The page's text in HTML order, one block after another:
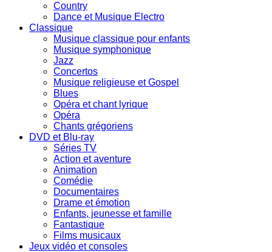
Country
Dance et Musique Electro
Classique
Musique classique pour enfants
Musique symphonique
Jazz
Concertos
Musique religieuse et Gospel
Blues
Opéra et chant lyrique
Opéra
Chants grégoriens
DVD et Blu-ray
Séries TV
Action et aventure
Animation
Comédie
Documentaires
Drame et émotion
Enfants, jeunesse et famille
Fantastique
Films musicaux
Jeux vidéo et consoles